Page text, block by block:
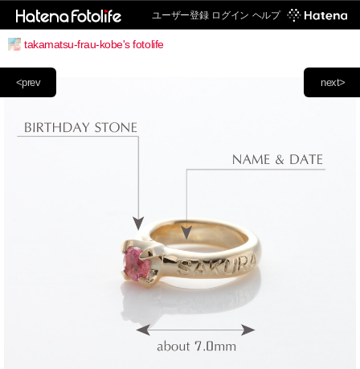
ユーザー登録 ログイン ヘルプ
takamatsu-frau-kobe's fotolife
next>
<prev